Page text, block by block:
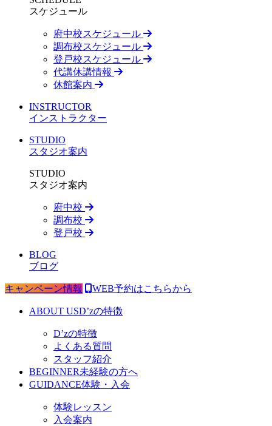
スケジュール
府中校スケジュール
調布校スケジュール
登戸校スケジュール
代講休講情報
休館案内
INSTRUCTOR
インストラクター
STUDIO
スタジオ案内
STUDIO
スタジオ案内
府中校
調布校
登戸校
BLOG
ブログ
キャンペーン情報 WEB予約はこちらから
ABOUT USD’zの特徴
D’zの特徴
よくある質問
スタッフ紹介
BEGINNER未経験の方へ
GUIDANCE体験・入会
体験レッスン
入会案内